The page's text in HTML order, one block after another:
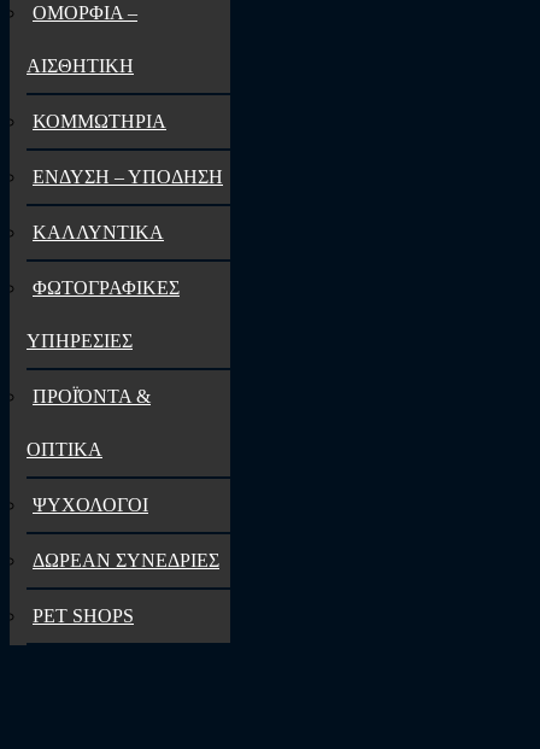
ΟΜΟΡΦΙΑ –
ΑΙΣΘΗΤΙΚΗ
ΚΟΜΜΩΤΗΡΙΑ
ΕΝΔΥΣΗ – ΥΠΟΔΗΣΗ
ΚΑΛΛΥΝΤΙΚΑ
ΦΩΤΟΓΡΑΦΙΚΕΣ
ΥΠΗΡΕΣΙΕΣ
ΠΡΟΪΌΝΤΑ &
ΟΠΤΙΚΑ
ΨΥΧΟΛΟΓΟΙ
ΔΩΡΕΑΝ ΣΥΝΕΔΡΙΕΣ
PET SHOPS